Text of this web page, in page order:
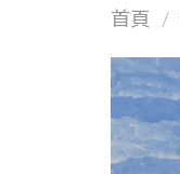
首頁 /